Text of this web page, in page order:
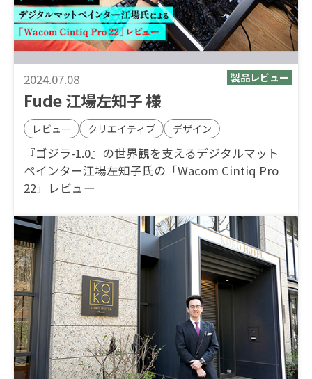
2024.07.08
Fude 江場左知子 様
レビュー クリエイティブ デザイン
『ゴジラ-1.0』の世界観を支えるデジタルマット
ペインター江場左知子氏の「Wacom Cintiq Pro
22」レビュー